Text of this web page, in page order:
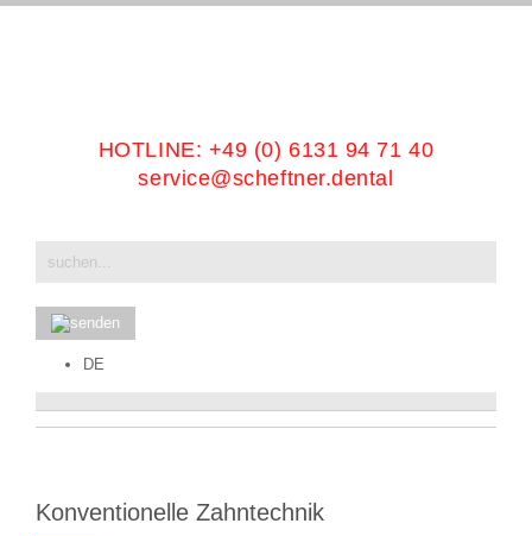
HOTLINE: +49 (0) 6131 94 71 40
service@scheftner.dental
DE
Konventionelle Zahntechnik